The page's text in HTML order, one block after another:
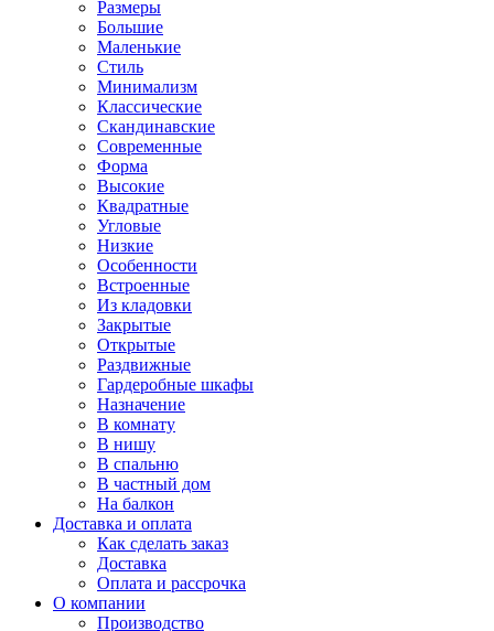
Размеры
Большие
Маленькие
Стиль
Минимализм
Классические
Скандинавские
Современные
Форма
Высокие
Квадратные
Угловые
Низкие
Особенности
Встроенные
Из кладовки
Закрытые
Открытые
Раздвижные
Гардеробные шкафы
Назначение
В комнату
В нишу
В спальню
В частный дом
На балкон
Доставка и оплата
Как сделать заказ
Доставка
Оплата и рассрочка
О компании
Производство